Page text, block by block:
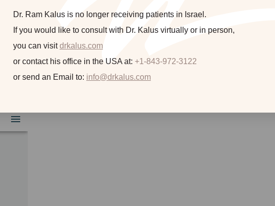
Dr. Ram Kalus is no longer receiving patients in Israel.
If you would like to consult with Dr. Kalus virtually or in person,
you can visitdrkalus.com
or contact his office in the USA at: +1-843-972-3122
or send an Email to: info@drkalus.com